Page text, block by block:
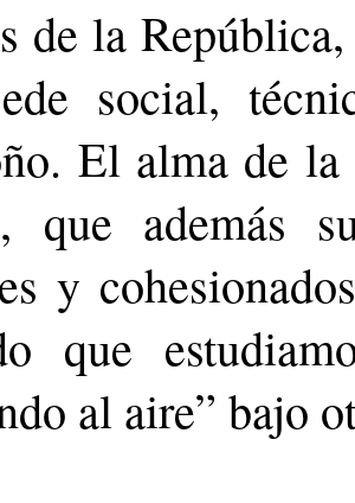
de la
social,
El alma de la
que además
y
que
al aire” bajo